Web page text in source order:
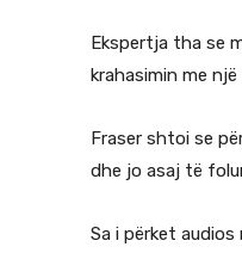
Ekspertja tha se
krahasimin me
Fraser shtoi se
dhe jo asaj të
Sa i përket